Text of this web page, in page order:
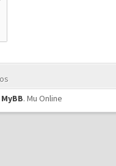
MyBB. Mu Online